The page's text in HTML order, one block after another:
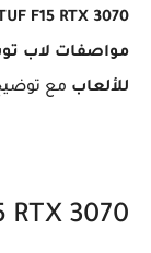
F15 RTX 3070
للألعاب مع
RTX 3070